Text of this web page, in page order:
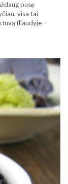
pusę
visa tai
(liaudyje –